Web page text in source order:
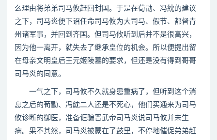
么理由将弟弟司马攸赶回封国。于是在荀勖、冯紞的建议
之下，司马炎便下诏任命司马攸为大司马、假节、都督青
州诸军事，并回到齐国。但司马攸听到后并不是很高兴，
因为他一离开，就失去了继承皇位的机会。所以便提出留
在母亲文明皇后王元姬陵墓的要求，但还是没有得到哥哥
司马炎的同意。
一气之下，司马攸不久就身患重病了，但听到这个消
息之后的荀勖、冯紞二人还是不死心，他们买通来为司马
攸诊断的御医，准备诓骗晋武帝司马炎说司马攸并未生
病。果不其然，司马炎被蒙在了鼓里，不停地催促弟弟赶